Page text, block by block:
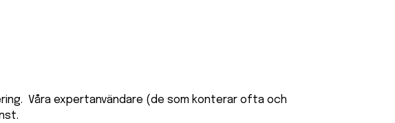
Våra expertanvändare (de som konterar ofta och